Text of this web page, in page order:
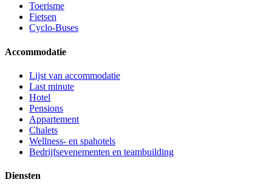
Toerisme
Fietsen
Cyclo-Buses
Accommodatie
Lijst van accommodatie
Last minute
Hotel
Pensions
Appartement
Chalets
Wellness- en spahotels
Bedrijfsevenementen en teambuilding
Diensten